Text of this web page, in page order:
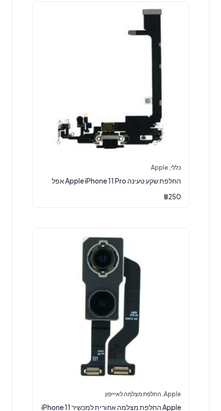
כללי,
Apple
‏החלפת שקע טעינה Apple iPhone 11 Pro אפל
₪250
Apple
, החלפת מצלמה לאיייפון
Apple החלפת מצלמה אחורית למכשיר iPhone 11